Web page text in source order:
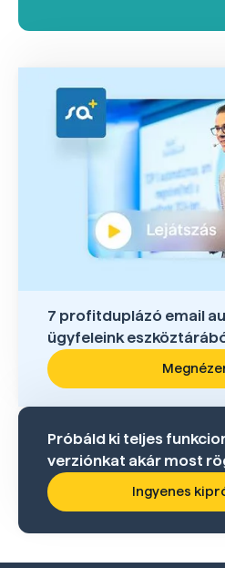
7 profitduplázó email
ügyfeleink
Próbáld ki teljes
verziónkat akár most
Ingyenes